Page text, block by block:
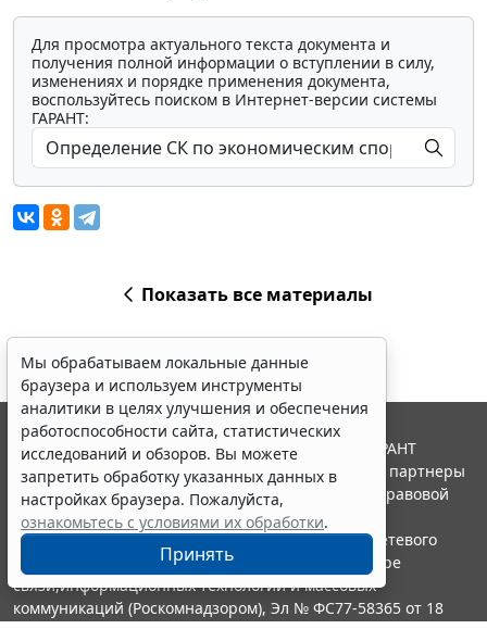
Для просмотра актуального текста документа и
получения полной информации о вступлении в силу,
изменениях и порядке применения документа,
воспользуйтесь поиском в Интернет-версии системы
ГАРАНТ:
Показать все материалы
Мы обрабатываем локальные данные
браузера и используем инструменты
аналитики в целях улучшения и обеспечения
работоспособности сайта, статистических
исследований и обзоров. Вы можете
запретить обработку указанных данных в
настройках браузера. Пожалуйста,
ознакомьтесь с условиями их обработки.
Принять
© ООО "НПП "ГАРАНТ-СЕРВИС", 2026. Система ГАРАНТ
выпускается с 1990 года. Компания "Гарант" и ее партнеры
являются участниками Российской ассоциации правовой
информации ГАРАНТ.
Портал ГАРАНТ.РУ зарегистрирован в качестве сетевого
издания Федеральной службой по надзору в сфере
связи,информационных технологий и массовых
коммуникаций (Роскомнадзором), Эл № ФС77-58365 от 18